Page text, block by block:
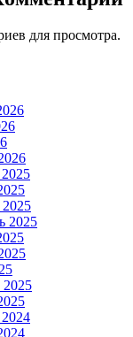
для просмотра.
2025
2025